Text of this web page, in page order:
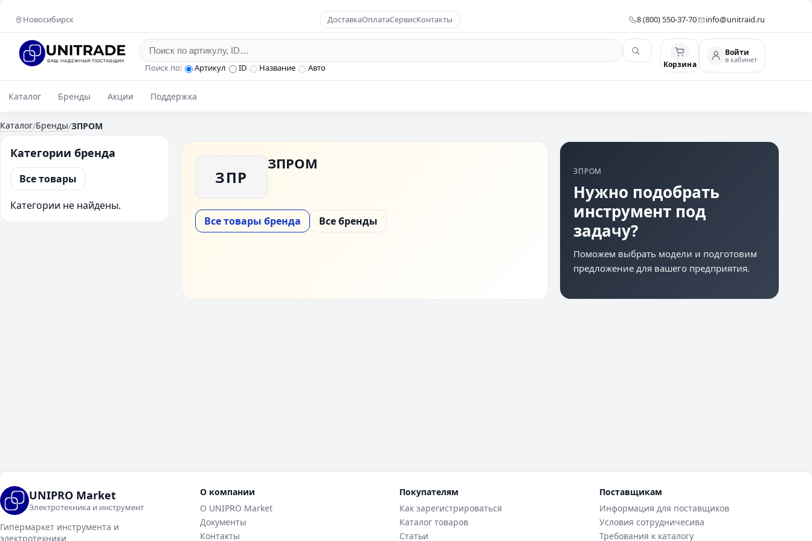
Новосибирск ДоставкаОплатаСервисКонтакты 8 (800) 550-37-70 info@unitraid.ru
Поиск по: Артикул ID Название Авто Корзина
Войти
в кабинет
Каталог Бренды Акции Поддержка
Каталог/Бренды/ЗПРОМ
Категории бренда
Все товары
Категории не найдены.
ЗПР
ЗПРОМ
Все товары бренда Все бренды
ЗПРОМ
Нужно подобрать
инструмент под
задачу?
Поможем выбрать модели и подготовим
предложение для вашего предприятия.
UNIPRO Market
Электротехника и инструмент
Гипермаркет инструмента и
электротехники
О компании
О UNIPRO Market
Документы
Контакты
Покупателям
Как зарегистрироваться
Каталог товаров
Статьи
Поставщикам
Информация для поставщиков
Условия сотрудничесива
Требования к каталогу